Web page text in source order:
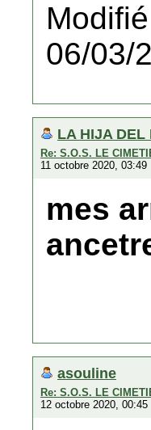
06/03/
LA HIJA DEL
Re: S.O.S. LE
11 octobre 2020, 03:49
mes
asouline
Re: S.O.S. LE
12 octobre 2020, 00:45